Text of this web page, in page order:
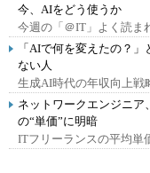
今、AIをどう使うか
今週の「＠IT」よく読ま
「AIで何を変えたの？
ない人
生成AI時代の年収向上戦
ネットワークエンジニ
の“単価”に明暗
ITフリーランスの平均単